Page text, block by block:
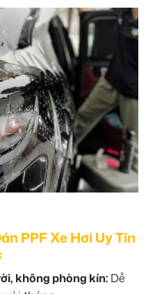
PPF Xe Hơi Uy Tín
không phòng kín: Dễ